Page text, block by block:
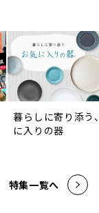
暮らしに寄り添う
に入りの器
特集一覧へ